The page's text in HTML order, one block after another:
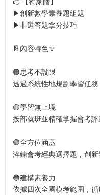
▶創新數學素養題組題
▶非選答題拿分技巧
📔內容特色🔽
🟠思考不設限
透過系統性地規劃學習任
🟡學習無止境
按部就班並精確掌握會考
🟢全方位涵蓋
淬鍊會考經典選擇題，創
🔵建構素養力
依據四次全國模考範圍，